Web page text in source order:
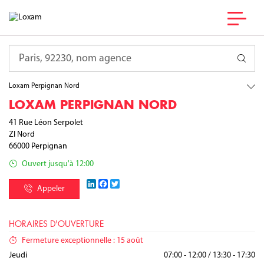
France
Loxam Perpignan Nord
LOXAM PERPIGNAN NORD
41 Rue Léon Serpolet
ZI Nord
66000 Perpignan
Ouvert jusqu'à 12:00
Appeler
LinkedInFacebook
HORAIRES D'OUVERTURE
Fermeture exceptionnelle : 15 août
Lundi
07:00 - 12:00 / 13:30 - 17:30
Mardi 07:00 - 12:00 / 13:30 - 17:30
Mercredi 07:00 - 12:00 / 13:30 - 17:30
Jeudi 07:00 - 12:00 / 13:30 - 17:30